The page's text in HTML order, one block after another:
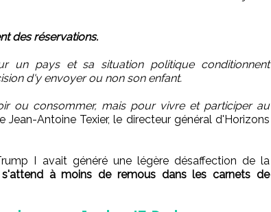
des réservations.
un pays et sa situation politique conditionnent
d'y envoyer ou non son enfant.
ou consommer, mais pour vivre et participer au
Jean-Antoine Texier, le directeur général d'Horizons
I avait généré une légère désaffection de la
à moins de remous dans les carnets de